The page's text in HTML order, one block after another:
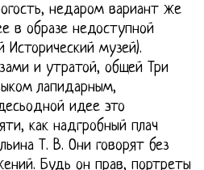
недаром вариант же
в образе недоступной
Исторический музей).
и утратой, общей Три
лапидарным,
идее это
как надгробный плач
Т. В. Они говорят без
Будь он прав, портреты